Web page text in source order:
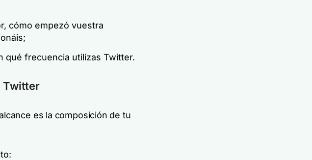
cómo empezó vuestra
qué frecuencia utilizas Twitter.
Twitter
es la composición de tu